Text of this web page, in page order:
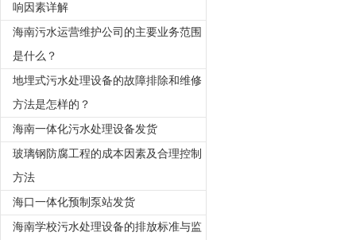
响因素详解
海南污水运营维护公司的主要业务范围
是什么？
地埋式污水处理设备的故障排除和维修
方法是怎样的？
海南一体化污水处理设备发货
玻璃钢防腐工程的成本因素及合理控制
方法
海口一体化预制泵站发货
海南学校污水处理设备的排放标准与监